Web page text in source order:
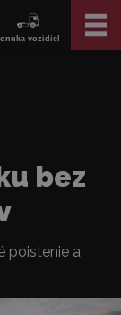
vozidiel
bez
poistenie a